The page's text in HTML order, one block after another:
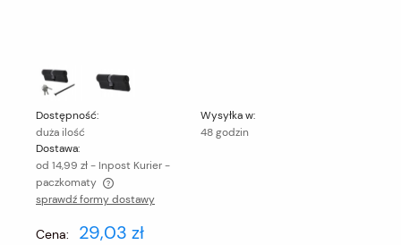
Dostępność:
duża ilość
Wysyłka w:
48 godzin
Dostawa:
od 14,99 zł- Inpost Kurier -
paczkomaty
Cena nie zawiera ewentualnych kosztów płatności
sprawdź formy dostawy
Cena: 29,03 zł